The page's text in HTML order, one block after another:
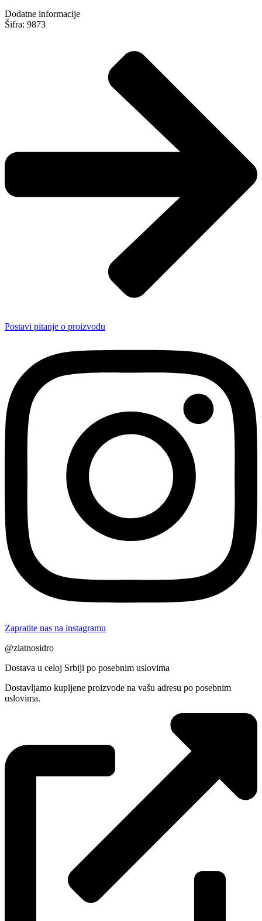
Dodatne informacije
Šifra: 9873
Postavi pitanje o proizvodu
Zapratite nas na instagramu
@zlatnosidro
Dostava u celoj Srbiji po posebnim uslovima
Dostavljamo kupljene proizvode na vašu adresu po posebnim
uslovima.